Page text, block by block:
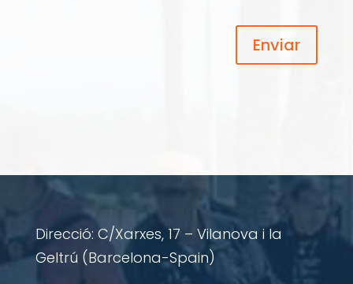
Direcció: C/Xarxes, 17 – Vilanova i la
Geltrú (Barcelona-Spain)